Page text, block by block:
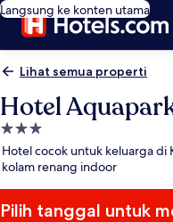
Langsung ke konten utama
Lihat semua properti
Hotel
Properti
bintang
3.0
Hotel cocok untuk keluarga
kolam renang indoor
Pilih tanggal untuk